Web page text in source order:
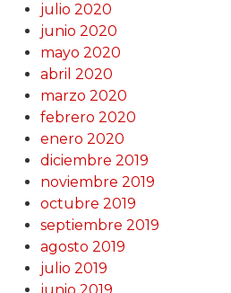
julio 2020
junio 2020
mayo 2020
abril 2020
marzo 2020
febrero 2020
enero 2020
diciembre 2019
noviembre 2019
octubre 2019
septiembre 2019
agosto 2019
julio 2019